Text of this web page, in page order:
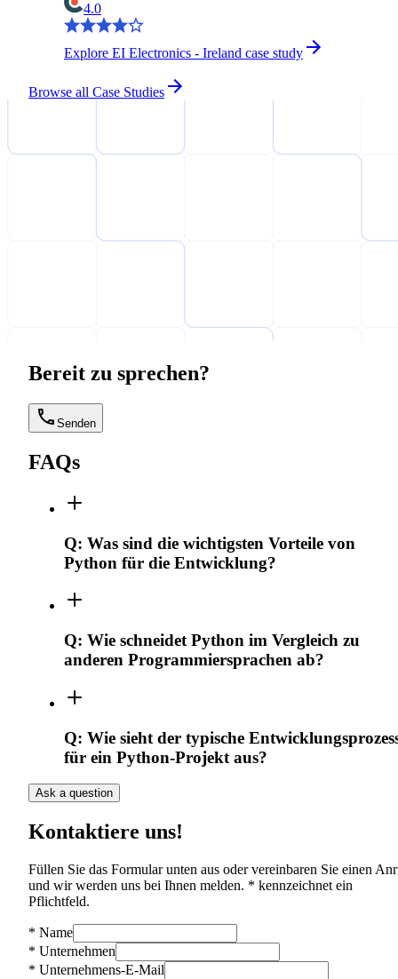
4.0
Explore EI Electronics - Ireland case study
Browse all Case Studies
Bereit zu sprechen?
Senden
FAQs
Q: Was sind die wichtigsten Vorteile von
Python für die Entwicklung?
Q: Wie schneidet Python im Vergleich zu
anderen Programmiersprachen ab?
Q: Wie sieht der typische
für ein Python-Projekt aus?
Ask a question
Kontaktiere uns!
Füllen Sie das Formular unten aus oder vereinbaren Sie einen
und wir werden uns bei Ihnen melden. * kennzeichnet ein
Pflichtfeld.
* Name
* Unternehmen
* Unternehmens-E-Mail